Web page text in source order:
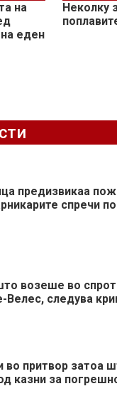
на
еден
Неколку
предизвикаа
спречи
возеше во
Велес, следува
во притвор затоа
казни за